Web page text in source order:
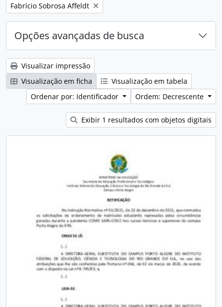
Remover filtro:
Fabrício Sobrosa Affeldt
Opções avançadas de busca
Visualizar impressão
Visualização em ficha
Visualização em tabela
Ordenar por: Identificador
Ordem: Decrescente
Exibir 1 resultados com objetos digitais